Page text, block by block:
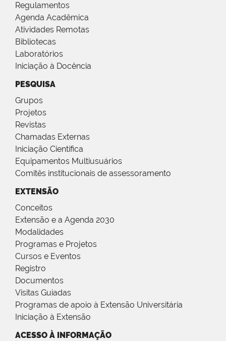
Regulamentos
Agenda Acadêmica
Atividades Remotas
Bibliotecas
Laboratórios
Iniciação à Docência
PESQUISA
Grupos
Projetos
Revistas
Chamadas Externas
Iniciação Científica
Equipamentos Multiusuários
Comitês institucionais de assessoramento
EXTENSÃO
Conceitos
Extensão e a Agenda 2030
Modalidades
Programas e Projetos
Cursos e Eventos
Registro
Documentos
Visitas Guiadas
Programas de apoio à Extensão Universitária
Iniciação à Extensão
ACESSO À INFORMAÇÃO